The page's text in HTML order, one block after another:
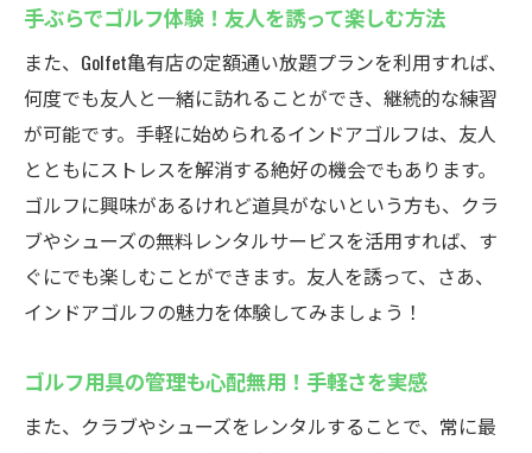
手ぶらでゴルフ体験！友人を誘って楽しむ方法
また、Golfet亀有店の定額通い放題プランを利用すれば、
何度でも友人と一緒に訪れることができ、継続的な練習
が可能です。手軽に始められるインドアゴルフは、友人
とともにストレスを解消する絶好の機会でもあります。
ゴルフに興味があるけれど道具がないという方も、クラ
ブやシューズの無料レンタルサービスを活用すれば、す
ぐにでも楽しむことができます。友人を誘って、さあ、
インドアゴルフの魅力を体験してみましょう！
ゴルフ用具の管理も心配無用！手軽さを実感
また、クラブやシューズをレンタルすることで、常に最